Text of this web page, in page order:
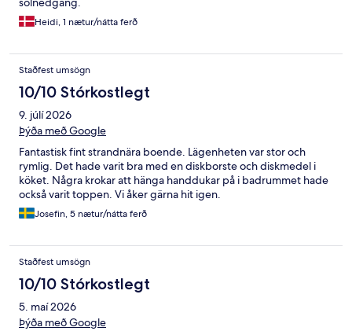
Heidi, 1 nætur/nátta ferð
Staðfest umsögn
10/10 Stórkostlegt
9. júlí 2026
Þýða með Google
Fantastisk fint strandnära boende. Lägenheten var stor och
rymlig. Det hade varit bra med en diskborste och diskmedel i
köket. Några krokar att hänga handdukar på i badrummet hade
också varit toppen. Vi åker gärna hit igen.
Josefin, 5 nætur/nátta ferð
Staðfest umsögn
10/10 Stórkostlegt
5. maí 2026
Þýða með Google